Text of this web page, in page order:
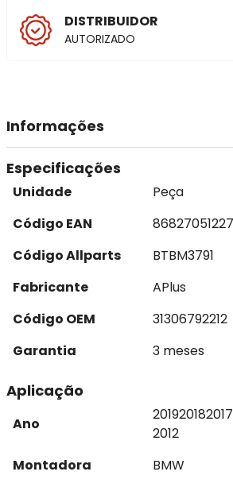
DISTRIBUIDOR
AUTORIZADO
Informações
Especificações
Unidade
Peça
Código EAN
Código Allparts
BTBM3791
Fabricante
APlus
Código OEM
31306792212
Garantia
3 meses
Aplicação
Ano
201920182017
2012
Montadora
BMW